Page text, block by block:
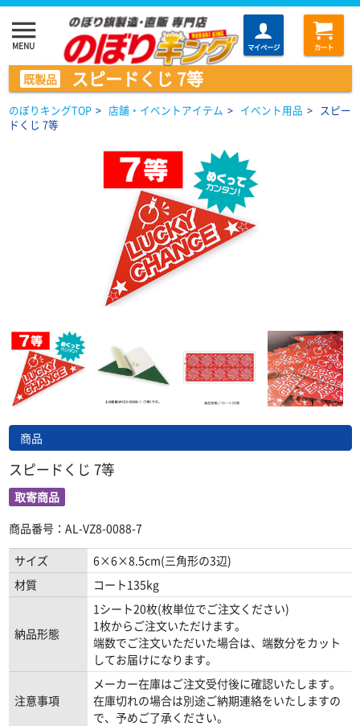
menu
MENU マイページ カート
既製品 スピードくじ 7等
のぼりキングTOP > 店舗・イベントアイテム > イベント用品 > スピー
ドくじ 7等
商品
スピードくじ 7等
取寄商品
商品番号：AL-VZ8-0088-7
サイズ
6×6×8.5cm(三角形の3辺)
材質
コート135kg
納品形態
1シート20枚(枚単位でご注文ください)
1枚からご注文いただけます。
端数でご注文いただいた場合は、端数分をカット
してお届けになります。
注意事項
メーカー在庫はご注文受付後に確認いたします。
在庫切れの場合は別途ご納期連絡をいたしますの
で、予めご了承ください。